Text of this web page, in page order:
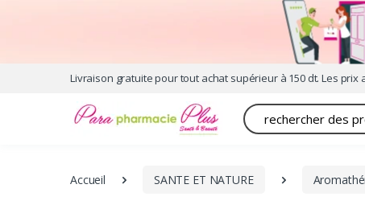
Livraison gratuite pour tout achat supérieur à 150 dt. Les
Recherche
Accueil SANTE ET NATURE